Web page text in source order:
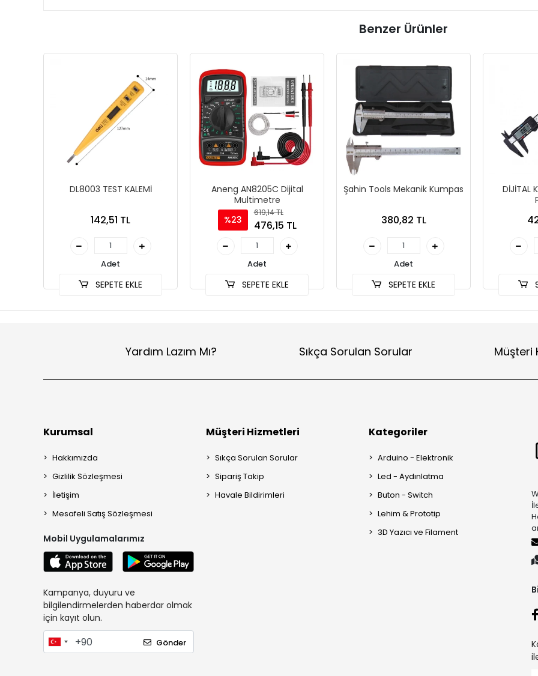
Benzer Ürünler
DL8003 TEST KALEMİ
142,51 TL
Adet
SEPETE EKLE
Aneng AN8205C Dijital
Multimetre
%23
619,14 TL
476,15 TL
Adet
SEPETE EKLE
Şahin Tools Mekanik Kumpas
380,82 TL
Adet
SEPETE EKLE
DİJİTAL
Yardım Lazım Mı? Sıkça Sorulan Sorular Müşteri
Kurumsal
Hakkımızda
Gizlilik Sözleşmesi
İletişim
Mesafeli Satış Sözleşmesi
Mobil Uygulamalarımız
Kampanya, duyuru ve
bilgilendirmelerden haberdar olmak
için kayıt olun.
Gönder
Müşteri Hizmetleri
Sıkça Sorulan Sorular
Sipariş Takip
Havale Bildirimleri
Kategoriler
Arduino - Elektronik
Led - Aydınlatma
Buton - Switch
Lehim & Prototip
3D Yazıcı ve Filament